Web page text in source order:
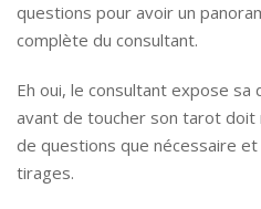
questions pour avoir un
complète du consultant.
Eh oui, le consultant expose sa
avant de toucher son tarot
de questions que nécessaire
tirages.